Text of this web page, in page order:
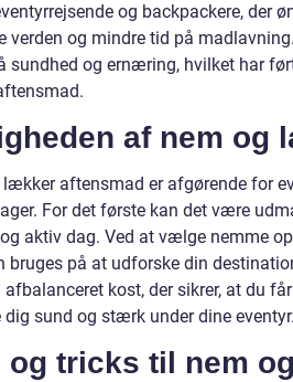
og backpackere, der
verden og mindre tid på
sundhed og ernæring, hvilket har
af nem og
aftensmad er afgørende for
For det første kan det være
aktiv dag. Ved at vælge nemme
bruges på at udforske din
afbalanceret kost, der sikrer, at du
dig sund og stærk under dine eventyr.
og tricks til nem